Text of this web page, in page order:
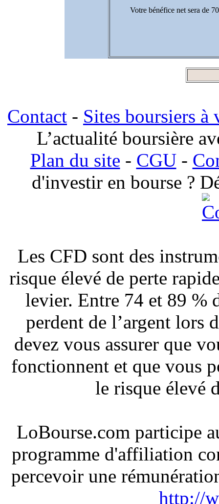
Votre bénéfice net sera de
Contact - Sites boursiers à
L’actualité boursière
Plan du site - CGU-
d'investir en bourse ?
Les CFD sont des
risque élevé de perte
levier. Entre 74 et 89 %
perdent de l’argent lors
devez vous assurer que
fonctionnent et que vous
le risque élevé
LoBourse.com participe
programme d'affiliation
percevoir une
http://